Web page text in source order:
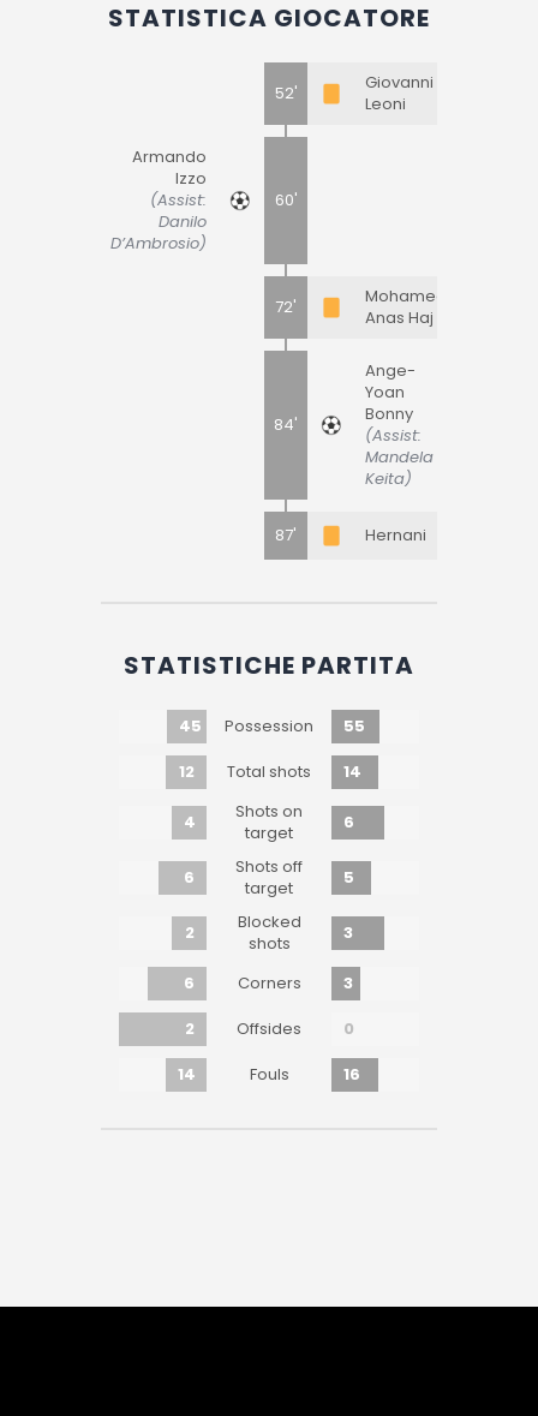
STATISTICA GIOCATORE
52'
Giovanni
Leoni
Armando
Izzo
(Assist:
Danilo
D’Ambrosio)
60'
72'
Mohamed
Anas Haj
84'
Ange-
Yoan
Bonny
(Assist:
Mandela
Keita)
87' Hernani
STATISTICHE PARTITA
45 Possession
55
12
Total shots 14
4
Shots on
target
6
6
Shots off
target
5
2
Blocked
shots
3
6 Corners
3
2
Offsides
0
14
Fouls 16